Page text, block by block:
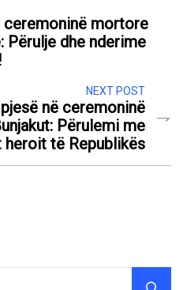
ceremoninë mortore
dhe nderime
NEXT POST
në ceremoninë
Përulemi me
heroit të Republikës